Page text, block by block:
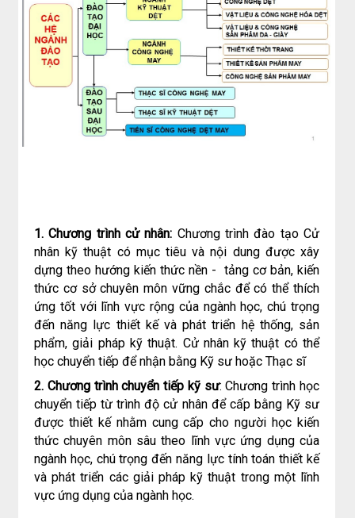
1. Chương trình cử nhân: Chương trình đào tạo Cử
nhân kỹ thuật có mục tiêu và nội dung được xây
dựng theo hướng kiến thức nền - tảng cơ bản, kiến
thức cơ sở chuyên môn vững chắc để có thể thích
ứng tốt với lĩnh vực rộng của ngành học, chú trọng
đến năng lực thiết kế và phát triển hệ thống, sản
phẩm, giải pháp kỹ thuật. Cử nhân kỹ thuật có thể
học chuyển tiếp để nhận bằng Kỹ sư hoặc Thạc sĩ
2. Chương trình chuyển tiếp kỹ sư: Chương trình học
chuyển tiếp từ trình độ cử nhân để cấp bằng Kỹ sư
được thiết kế nhằm cung cấp cho người học kiến
thức chuyên môn sâu theo lĩnh vực ứng dụng của
ngành học, chú trọng đến năng lực tính toán thiết kế
và phát triển các giải pháp kỹ thuật trong một lĩnh
vực ứng dụng của ngành học.